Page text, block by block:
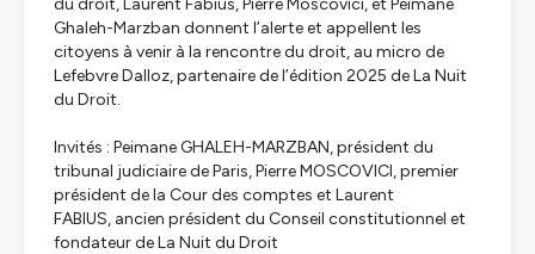
du droit,Laurent Fabius, Pierre Moscovici, et Peimane
Ghaleh-Marzban donnent l’alerte et appellent les
citoyens à venir à la rencontre du droit, au micro de
Lefebvre Dalloz, partenaire de l’édition 2025 de La Nuit
du Droit.
Invités : Peimane GHALEH-MARZBAN, président du
tribunal judiciaire de Paris, Pierre MOSCOVICI, premier
président de la Cour des comptes et Laurent
FABIUS, ancien président du Conseil constitutionnel et
fondateur de La Nuit du Droit